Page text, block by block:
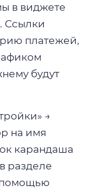
в виджете
Ссылки
платежей,
будут
→
на имя
карандаша
разделе
помощью